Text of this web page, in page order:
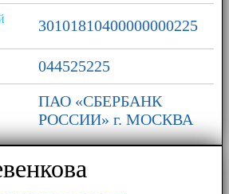
30101810400000000225
044525225
ПАО «СБЕРБАНК
РОССИИ» г. МОСКВА